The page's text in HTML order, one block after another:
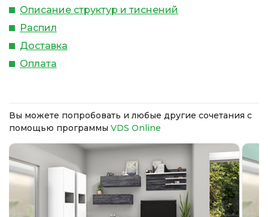
Описание структур и тиснений
Распил
Доставка
Оплата
Вы можете попробовать и любые другие сочетания с
помощью программы VDS Online